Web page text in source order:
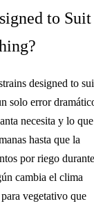
to Suit
designed to
solo error
necesita y lo que
hasta que la
por riego durante
cambia el clima
vegetativo que